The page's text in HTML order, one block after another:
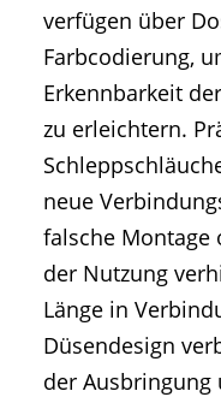
verfügen über
Farbcodierung,
Erkennbarkeit
zu erleichtern.
neue
falsche Montage
der Nutzung
Länge in
Düsendesign
der